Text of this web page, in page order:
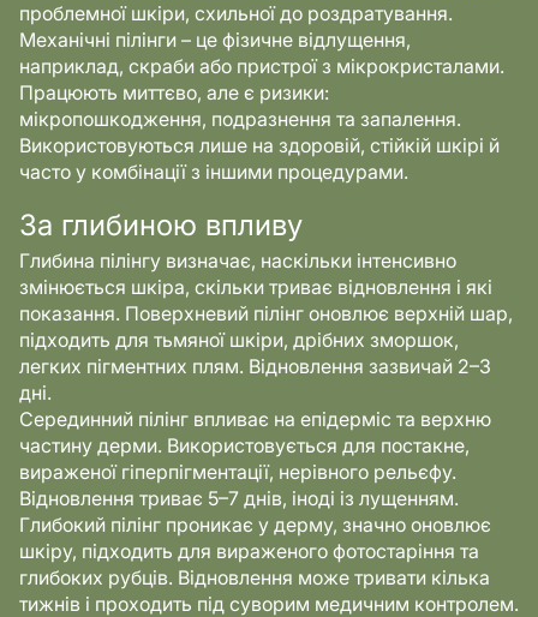
проблемної шкіри, схильної до роздратування.
Механічні пілінги – це фізичне відлущення,
наприклад, скраби або пристрої з мікрокристалами.
Працюють миттєво, але є ризики:
мікропошкодження, подразнення та запалення.
Використовуються лише на здоровій, стійкій шкірі й
часто у комбінації з іншими процедурами.
За глибиною впливу
Глибина пілінгу визначає, наскільки інтенсивно
змінюється шкіра, скільки триває відновлення і які
показання. Поверхневий пілінг оновлює верхній шар,
підходить для тьмяної шкіри, дрібних зморшок,
легких пігментних плям. Відновлення зазвичай 2–3
дні.
Серединний пілінг впливає на епідерміс та верхню
частину дерми. Використовується для постакне,
вираженої гіперпігментації, нерівного рельєфу.
Відновлення триває 5–7 днів, іноді із лущенням.
Глибокий пілінг проникає у дерму, значно оновлює
шкіру, підходить для вираженого фотостаріння та
глибоких рубців. Відновлення може тривати кілька
тижнів і проходить під суворим медичним контролем.